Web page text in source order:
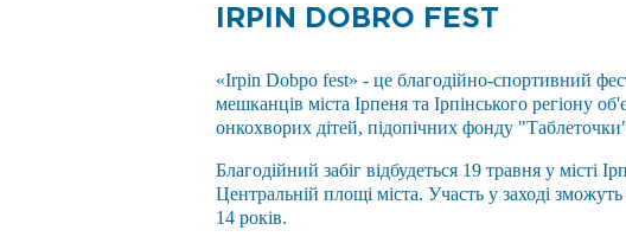
IRPIN DOBRO FEST
«Irpin Dobро fest» - це благодійно-спортивний
мешканців міста Ірпеня та Ірпінського регіону
онкохворих дітей, підопічних фонду
Благодійний забіг відбудеться 19 травня у місті
Центральній площі міста. Участь у заході
14 років.